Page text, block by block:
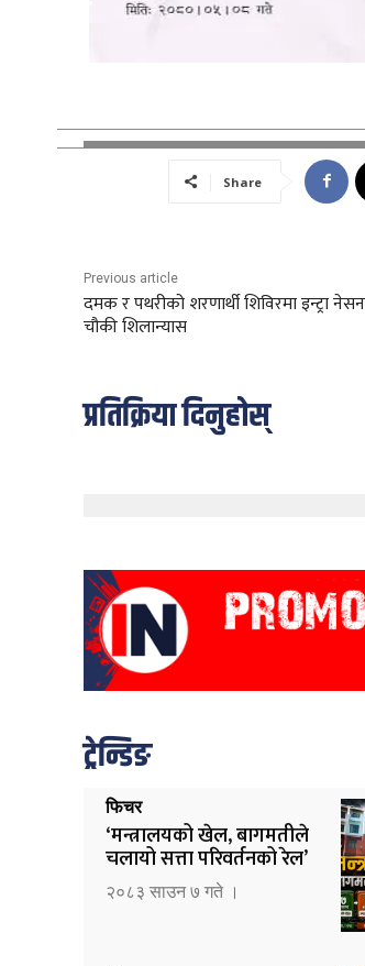
Share
Previous article
दमक र पथरीको शरणार्थी शिविरमा इन्ट्रा
चौकी शिलान्यास
प्रतिक्रिया दिनुहोस्
ट्रेन्डिङ
फिचर
‘मन्त्रालयको खेल, बागमतीले
चलायो सत्ता परिवर्तनको रेल’
२०८३ साउन ७ गते ।